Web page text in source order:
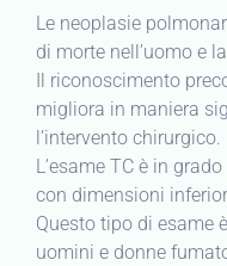
Le neoplasie
di morte nell’uomo e
Il riconoscimento
migliora in maniera
l’intervento chirurgico.
L’esame TC è in
con dimensioni
Questo tipo di esame
uomini e donne